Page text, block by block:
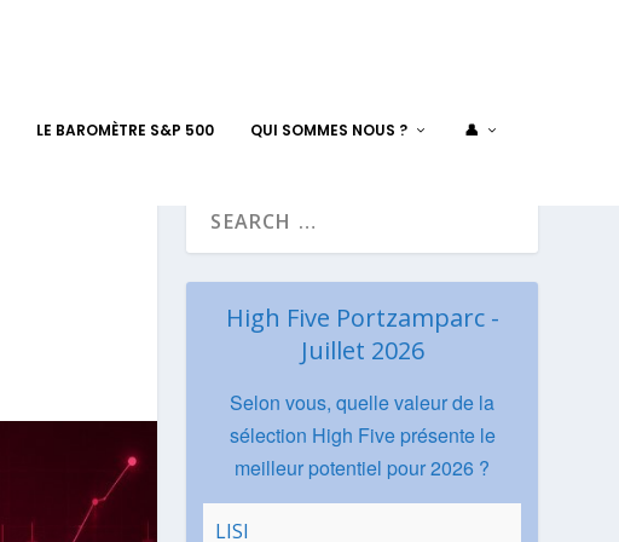
LE BAROMÈTRE S&P 500 QUI SOMMES NOUS ? 👤
High Five Portzamparc -
Juillet 2026
Selon vous, quelle valeur de la
sélection High Five présente le
meilleur potentiel pour 2026 ?
LISI